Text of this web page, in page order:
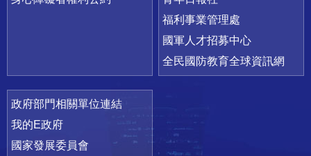
福利事業管理處
國軍人才招募中心
全民國防教育全球資訊網
政府部門相關單位連結
我的E政府
國家發展委員會